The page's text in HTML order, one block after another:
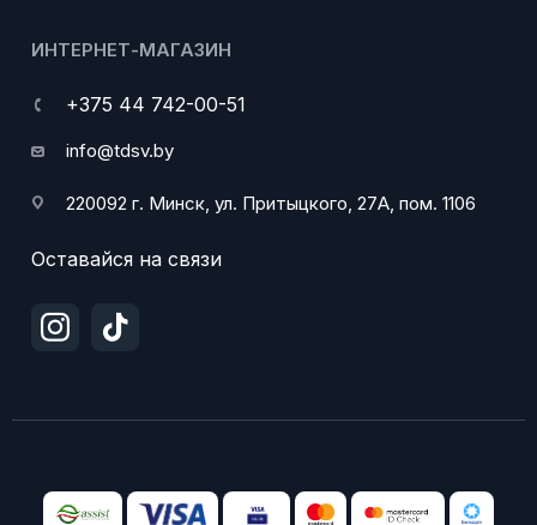
ИНТЕРНЕТ-МАГАЗИН
+375 44 742-00-51
info@tdsv.by
220092 г. Минск, ул. Притыцкого, 27А, пом. 1106
Оставайся на связи